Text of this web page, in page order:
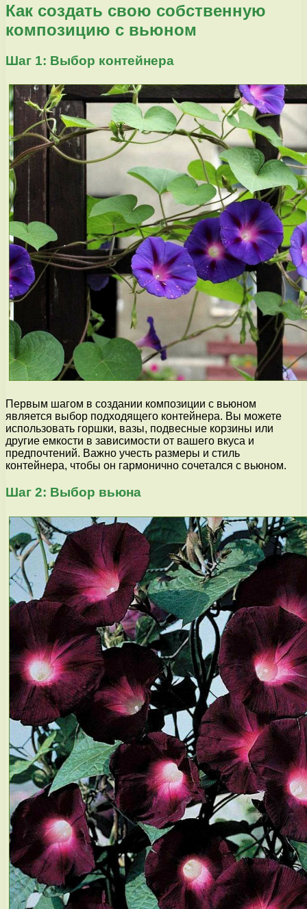
Как создать свою собственную
композицию с вьюном
Шаг 1: Выбор контейнера
Первым шагом в создании композиции с вьюном
является выбор подходящего контейнера. Вы можете
использовать горшки, вазы, подвесные корзины или
другие емкости в зависимости от вашего вкуса и
предпочтений. Важно учесть размеры и стиль
контейнера, чтобы он гармонично сочетался с вьюном.
Шаг 2: Выбор вьюна